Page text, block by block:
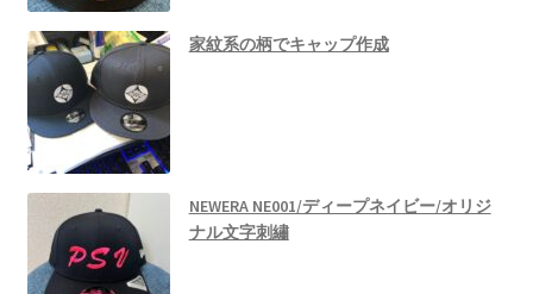
家紋系の柄でキャップ作成
NEWERA NE001/ディープネイビー/オリジ
ナル文字刺繡